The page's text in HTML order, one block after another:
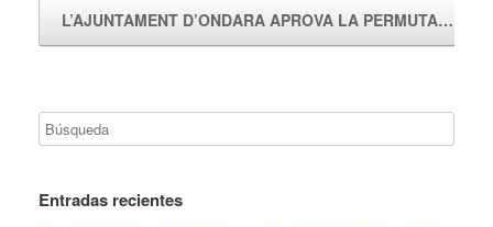
L’AJUNTAMENT D’ONDARA APROVA LA PERMUTA…
Entradas recientes